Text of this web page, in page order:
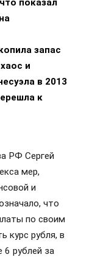
показал
запас
и
в 2013
к
РФ Сергей
мер,
и
что
по своим
курс рубля, в
6 рублей за